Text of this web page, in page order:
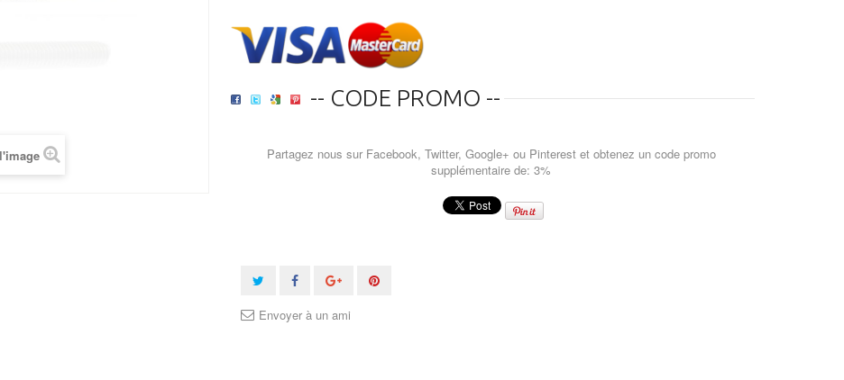
-- CODE PROMO --
Partagez nous sur Facebook, Twitter, Google+ ou Pinterest et obtenez un code promo
supplémentaire de: 3%
Envoyer à un ami